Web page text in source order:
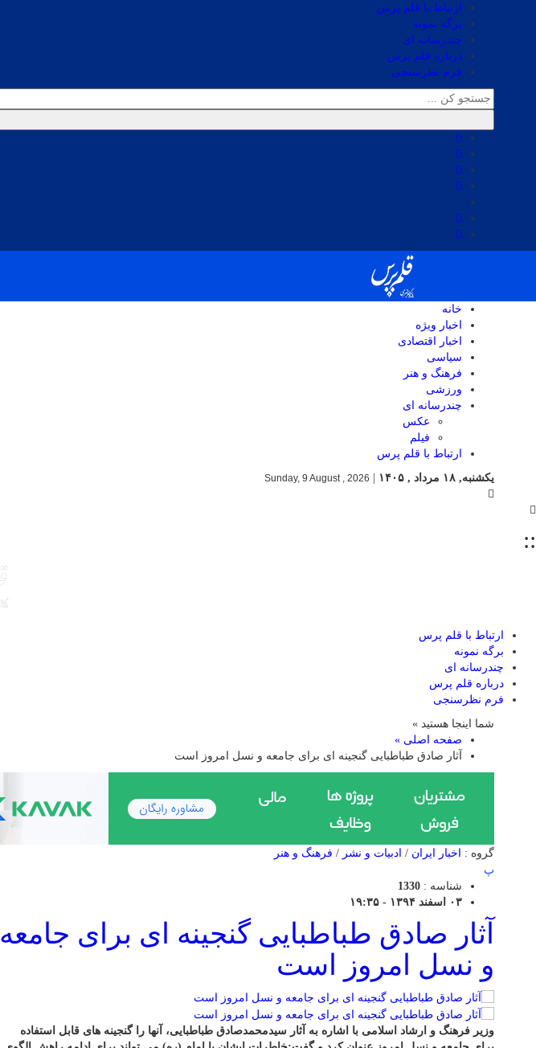
ارتباط با قلم پرس
برگه نمونه
چندرسانه ای
درباره قلم پرس
فرم نظرسنجی
خانه
اخبار ویژه
اخبار اقتصادی
سیاسی
فرهنگ و هنر
ورزشی
چندرسانه ای
عکس
فیلم
ارتباط با قلم پرس
یکشنبه, ۱۸ مرداد , ۱۴۰۵
Sunday, 9 August , 2026
::
ارتباط با قلم پرس
برگه نمونه
چندرسانه ای
درباره قلم پرس
فرم نظرسنجی
شما اینجا هستید »
صفحه اصلی »
آثار صادق طباطبایی گنجینه ای برای جامعه و نسل امروز است
گروه : اخبار ایران / ادبیات و نشر / فرهنگ و هنر
پ
شناسه : 1330
۰۳ اسفند ۱۳۹۴ - ۱۹:۳۵
آثار صادق طباطبایی گنجینه ای برای جامعه
و نسل امروز است
وزیر فرهنگ و ارشاد اسلامی با اشاره به آثار سیدمحمدصادق طباطبایی، آنها را گنجینه های قابل استفاده